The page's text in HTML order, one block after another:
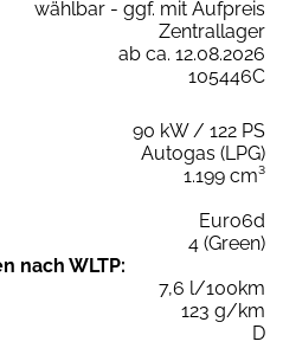
wählbar - ggf. mit Aufpreis
Zentrallager
ab ca. 12.08.2026
105446C
90 kW / 122 PS
Autogas (LPG)
1.199 cm³
Euro6d
4 (Green)
nach WLTP:
7,6 l/100km
123 g/km
D